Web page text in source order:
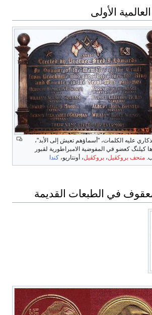
الأولى
عليه الكلمات، "أسماؤهم تعيش إلى الأبد"،
كپلنگ كعضو في المفوضية الامبراطورية لقبور
متحف بروكڤيل، بروكڤيل، أونتاريو، كندا
في الطبعات القديمة